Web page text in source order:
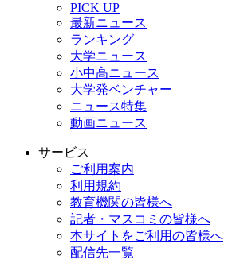
PICK UP
最新ニュース
ランキング
大学ニュース
小中高ニュース
大学発ベンチャー
ニュース特集
動画ニュース
サービス
ご利用案内
利用規約
教育機関の皆様へ
記者・マスコミの皆様へ
本サイトをご利用の皆様へ
配信先一覧